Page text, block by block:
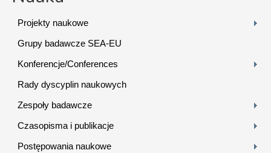
Projekty naukowe
Grupy badawcze SEA-EU
Konferencje/Conferences
Rady dyscyplin naukowych
Zespoły badawcze
Czasopisma i publikacje
Postępowania naukowe